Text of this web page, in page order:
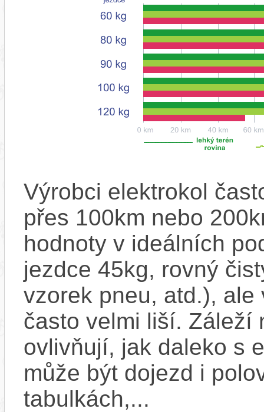
Výrobci elektrokol
přes 100km nebo
hodnoty v ideálních
jezdce 45kg, rovný
vzorek pneu, atd.),
často velmi liší. Záleží
ovlivňují, jak daleko s
může být dojezd i
tabulkách,...